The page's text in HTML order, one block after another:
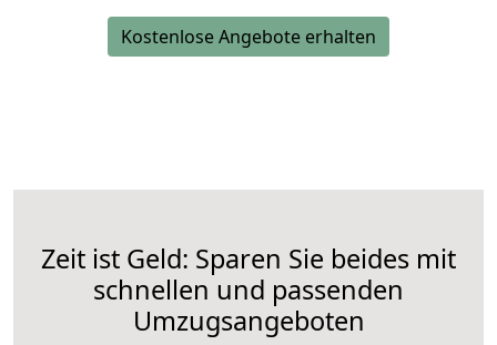
Kostenlose Angebote erhalten
Zeit ist Geld: Sparen Sie beides mit
schnellen und passenden
Umzugsangeboten